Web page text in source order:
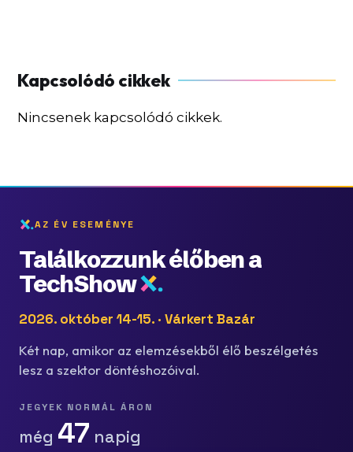
Nincsenek kapcsolódó cikkek.
AZ ÉV ESEMÉNYE
Találkozzunk élőben a
TechShow
2026. október 14-15. · Várkert Bazár
Két nap, amikor az elemzésekből élő beszélgetés
lesz a szektor döntéshozóival.
JEGYEK NORMÁL ÁRON
még 47 napig